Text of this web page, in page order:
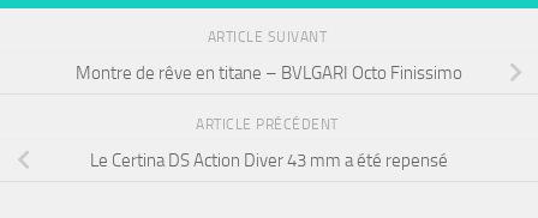
ARTICLE SUIVANT
Montre de rêve en titane – BVLGARI Octo Finissimo
ARTICLE PRÉCÉDENT
Le Certina DS Action Diver 43 mm a été repensé